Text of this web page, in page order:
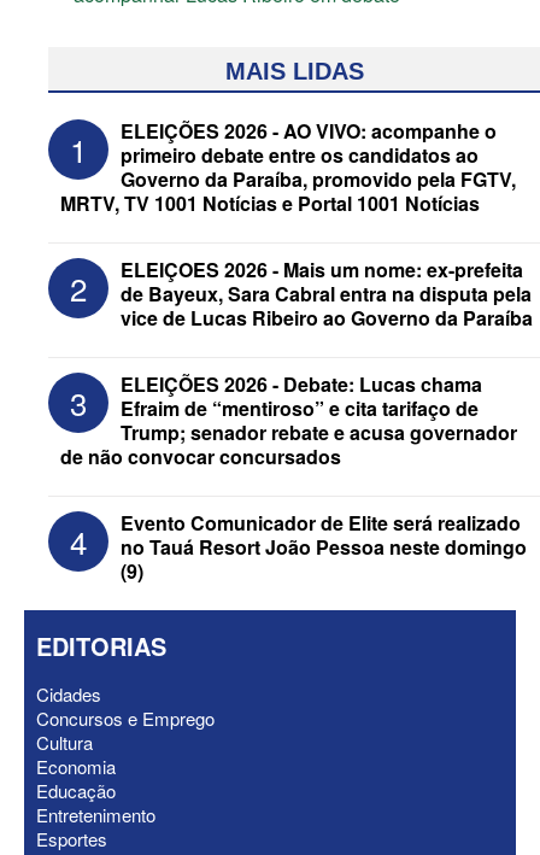
“Motta” e “Wanderley” dos nomes de
urna de Hugo e Nabor
ELEIÇÕES 2026 - Gervásio “dá o troco”
em Matheus Bezerra e tira prefeito da
base de Maria Porto
MAIS LIDAS
1
ELEIÇÕES 2026 - AO VIVO: acompanhe o
primeiro debate entre os candidatos ao
Governo da Paraíba, promovido pela FGTV,
MRTV, TV 1001 Notícias e Portal 1001 Notícias
2
ELEIÇOES 2026 - Mais um nome: ex-prefeita
de Bayeux, Sara Cabral entra na disputa pela
vice de Lucas Ribeiro ao Governo da Paraíba
3
ELEIÇÕES 2026 - Debate: Lucas chama
Efraim de “mentiroso” e cita tarifaço de
Trump; senador rebate e acusa governador
de não convocar concursados
4
Evento Comunicador de Elite será realizado
no Tauá Resort João Pessoa neste domingo
(9)
EDITORIAS
Cidades
Concursos e Emprego
Cultura
Economia
Educação
Entretenimento
Esportes